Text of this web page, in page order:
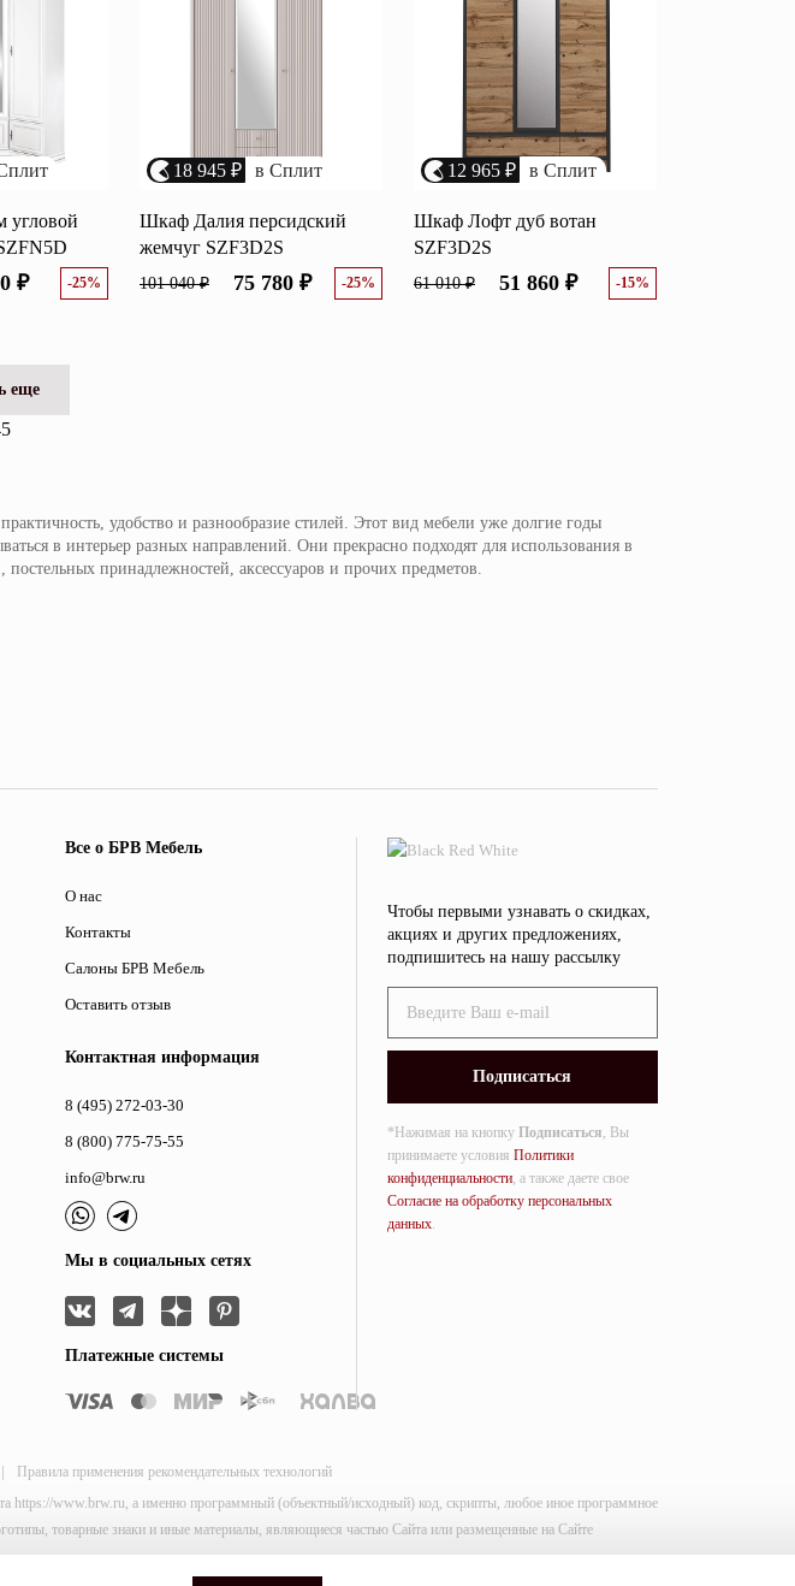
угловой
₽ -25%
18 945 ₽ в Сплит
Шкаф Далия персидский
жемчуг SZF3D2S
101 040 ₽ 75 780 ₽ -25%
12 965 ₽ в Сплит
Шкаф Лофт дуб вотан
SZF3D2S
61 010 ₽ 51 860 ₽ -15%
еще
5
удобство и разнообразие стилей. Этот вид мебели уже долгие годы
в интерьер разных направлений. Они прекрасно подходят для использования в
принадлежностей, аксессуаров и прочих предметов.
Все о БРВ Мебель
О нас
Контакты
Салоны БРВ Мебель
Оставить отзыв
Контактная информация
8 (495) 272-03-30
8 (800) 775-75-55
info@brw.ru
Мы в социальных сетях
Платежные системы
Чтобы первыми узнавать о скидках,
акциях и других предложениях,
подпишитесь на нашу рассылку
*Нажимая на кнопку Подписаться, Вы
принимаете условия Политики
конфиденциальности, а также даете свое
Согласие на обработку персональных
данных.
|
Правила применения рекомендательных технологий
https://www.brw.ru, а именно программный (объектный/исходный) код, скрипты, любое иное программное
товарные знаки и иные материалы, являющиеся частью Сайта или размещенные на Сайте